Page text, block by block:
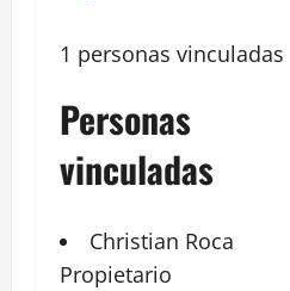
1 personas vinculadas
Personas
vinculadas
Christian Roca
Propietario